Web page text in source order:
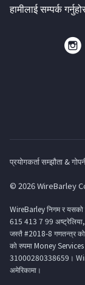
हामीलाई सम्पर्क
प्रयोगकर्ता सम्झौता &
© 2026 WireBarley
WireBarley निगम र यसको
615 413 7 99
जस्तै #2018-8 गणतन्त्र
को रुपमा Money
31000280338659।
अमेरिकामा।